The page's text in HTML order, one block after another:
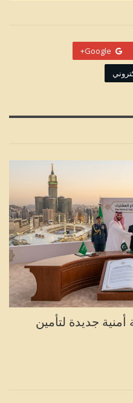
Google+
جديدة لتأمين